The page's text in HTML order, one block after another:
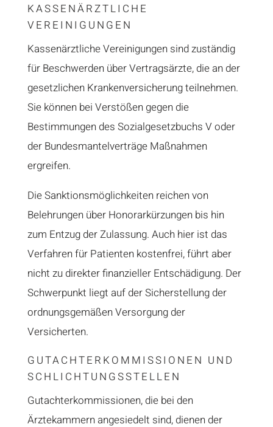
KASSENÄRZTLICHE
VEREINIGUNGEN
Kassenärztliche Vereinigungen sind zuständig
für Beschwerden über Vertragsärzte, die an der
gesetzlichen Krankenversicherung teilnehmen.
Sie können bei Verstößen gegen die
Bestimmungen des Sozialgesetzbuchs V oder
der Bundesmantelverträge Maßnahmen
ergreifen.
Die Sanktionsmöglichkeiten reichen von
Belehrungen über Honorarkürzungen bis hin
zum Entzug der Zulassung. Auch hier ist das
Verfahren für Patienten kostenfrei, führt aber
nicht zu direkter finanzieller Entschädigung. Der
Schwerpunkt liegt auf der Sicherstellung der
ordnungsgemäßen Versorgung der
Versicherten.
GUTACHTERKOMMISSIONEN UND
SCHLICHTUNGSSTELLEN
Gutachterkommissionen, die bei den
Ärztekammern angesiedelt sind, dienen der